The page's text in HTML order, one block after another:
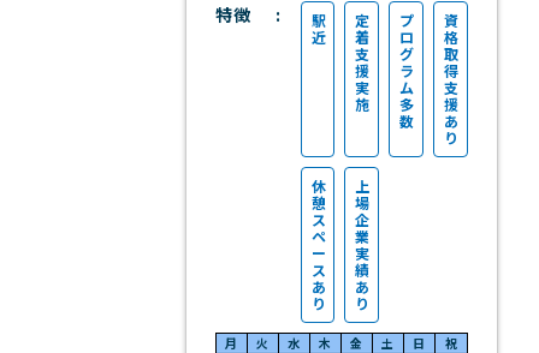
特徴
駅
近
定
着
支
援
実
施
プ
ロ
グ
ラ
ム
多
数
資
格
取
得
支
援
あ
り
休
憩
ス
ペ
ー
ス
あ
り
上
場
企
業
実
績
あ
り
月 火 水 木 金 土 日 祝